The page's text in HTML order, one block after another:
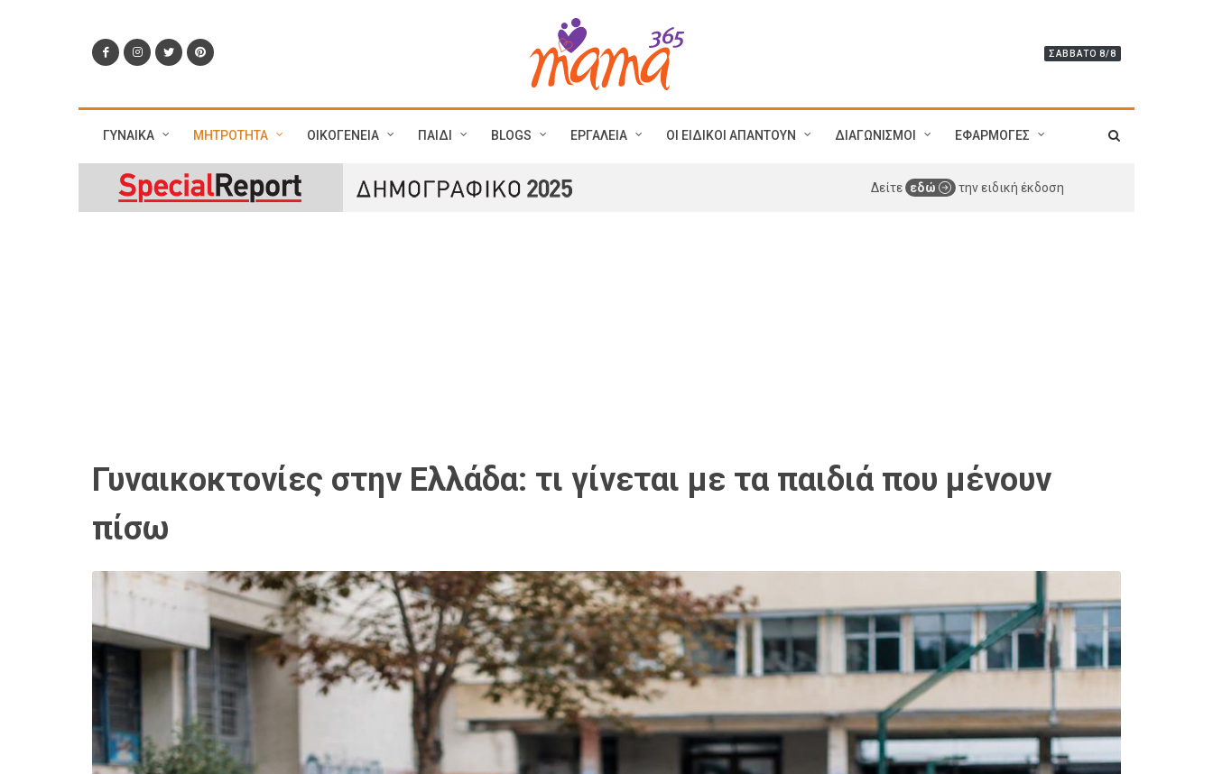
ΣΆΒΒΑΤΟ 8/8
ΓΥΝΑΙΚΑ ΜΗΤΡΟΤΗΤΑ ΟΙΚΟΓΕΝΕΙΑ ΠΑΙΔΙ BLOGS ΕΡΓΑΛΕΙΑ ΟΙ ΕΙΔΙΚΟΙ ΑΠΑΝΤΟΥΝ ΔΙΑΓΩΝΙΣΜΟΙ ΕΦΑΡΜΟΓΕΣ
Δείτε εδώ την ειδική έκδοση
Γυναικοκτονίες στην Ελλάδα: τι γίνεται με τα παιδιά που μένουν
πίσω